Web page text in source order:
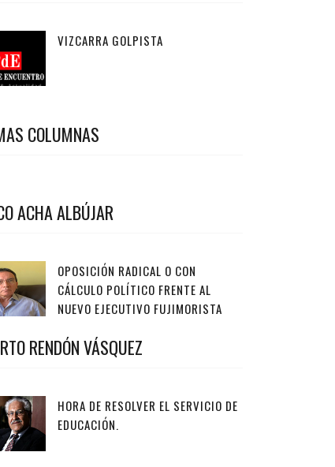
VIZCARRA GOLPISTA
COLUMNAS
ACHA ALBÚJAR
OPOSICIÓN RADICAL O CON
CÁLCULO POLÍTICO FRENTE AL
NUEVO EJECUTIVO FUJIMORISTA
RENDÓN VÁSQUEZ
HORA DE RESOLVER EL SERVICIO DE
EDUCACIÓN.